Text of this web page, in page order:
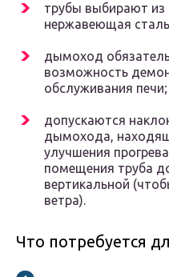
трубы выбирают из
нержавеющая
дымоход
возможность
обслуживания печи;
допускаются
дымохода,
улучшения
помещения труба
вертикальной
ветра).
Что потребуется